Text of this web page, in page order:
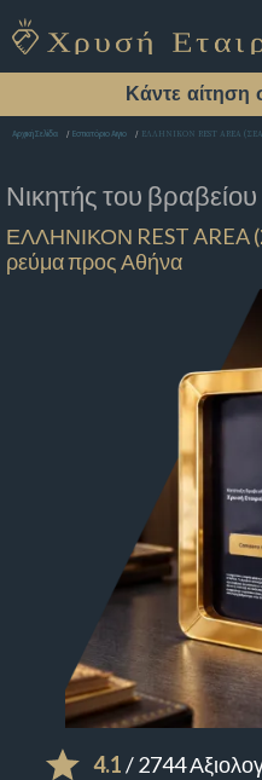
Κάντε αίτηση
Αρχική Σελίδα Εστιατόριο Αιγιο ΕΛΛΗΝΙΚΟΝ REST AREA (ΣΕΑ
Νικητής του βραβείου
ΕΛΛΗΝΙΚΟΝ REST AREA
ρεύμα προς Αθήνα
4.1/ 2744